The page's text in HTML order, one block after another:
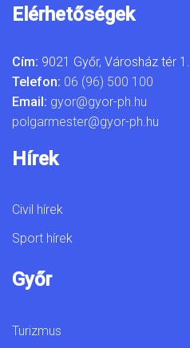
Elérhetőségek
Cím: 9021 Győr, Városház tér 1.
Telefon: 06 (96) 500 100
Email: gyor@gyor-ph.hu
polgarmester@gyor-ph.hu
Hírek
Civil hírek
Sport hírek
Győr
Turizmus